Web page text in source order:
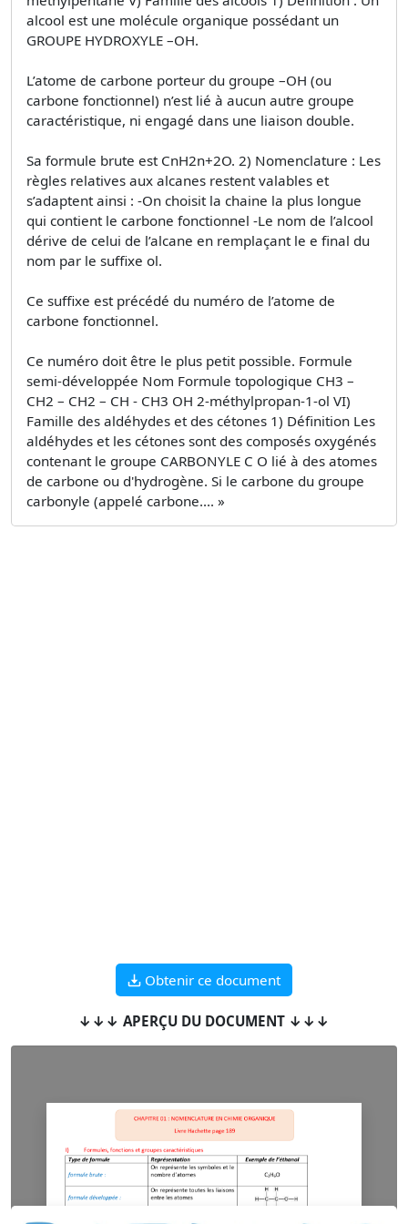
alcool est une molécule organique possédant un
GROUPE HYDROXYLE –OH.
L’atome de carbone porteur du groupe –OH (ou
carbone fonctionnel) n’est lié à aucun autre groupe
caractéristique, ni engagé dans une liaison double.
Sa formule brute est CnH2n+2O. 2) Nomenclature : Les
règles relatives aux alcanes restent valables et
s’adaptent ainsi : -On choisit la chaine la plus longue
qui contient le carbone fonctionnel -Le nom de l’alcool
dérive de celui de l’alcane en remplaçant le e final du
nom par le suffixe ol.
Ce suffixe est précédé du numéro de l’atome de
carbone fonctionnel.
Ce numéro doit être le plus petit possible. Formule
semi-développée Nom Formule topologique CH3 –
CH2 – CH2 – CH - CH3 OH 2-méthylpropan-1-ol VI)
Famille des aldéhydes et des cétones 1) Définition Les
aldéhydes et les cétones sont des composés oxygénés
contenant le groupe CARBONYLE C O lié à des atomes
de carbone ou d'hydrogène. Si le carbone du groupe
carbonyle (appelé carbone.... »
Obtenir ce document
↓↓↓ APERÇU DU DOCUMENT ↓↓↓